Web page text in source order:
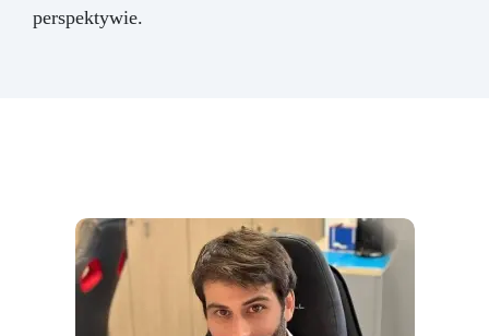
perspektywie.